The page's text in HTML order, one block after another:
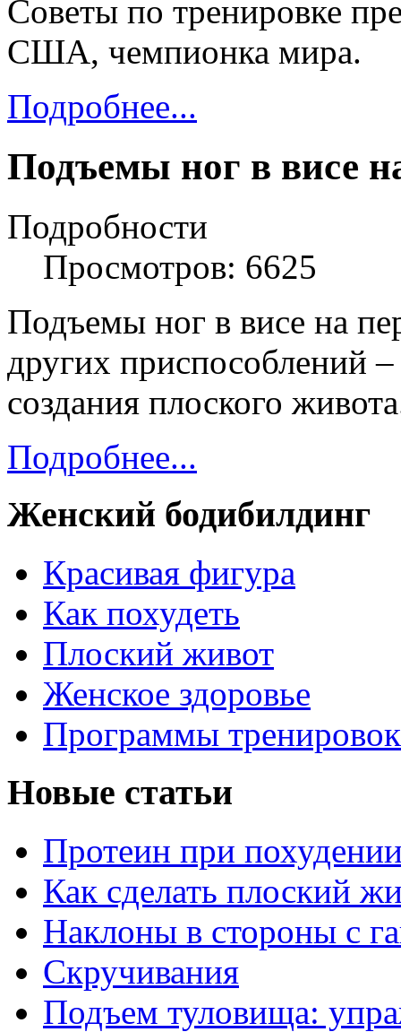
Советы по тренировке
США, чемпионка мира.
Подробнее...
Подъемы ног в висе
Подробности
Просмотров: 6625
Подъемы ног в висе на
других приспособлений
создания плоского
Подробнее...
Женский бодибилдинг
Красивая фигура
Как похудеть
Плоский живот
Женское здоровье
Программы тренировок
Новые статьи
Протеин при
Как сделать плоский
Наклоны в стороны с
Скручивания
Подъем туловища: